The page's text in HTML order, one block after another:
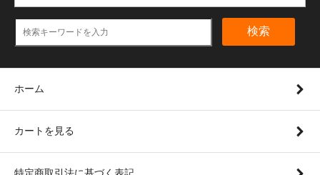
検索
ホーム
カートを見る
特定商取引法に基づく表記